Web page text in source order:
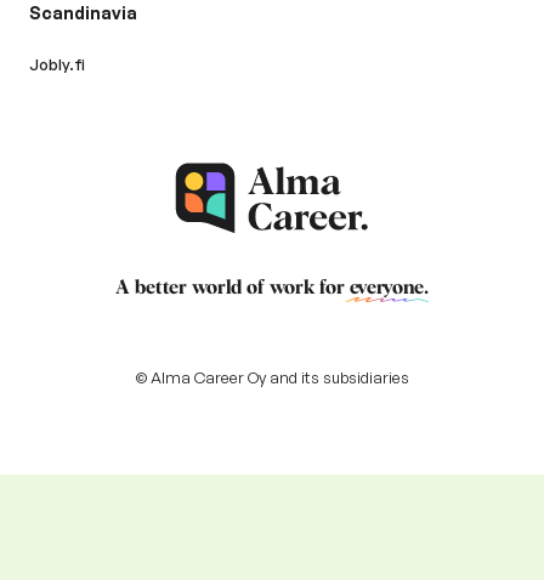
Scandinavia
Jobly.fi
A better world of work for everyone.
© Alma Career Oy and its subsidiaries